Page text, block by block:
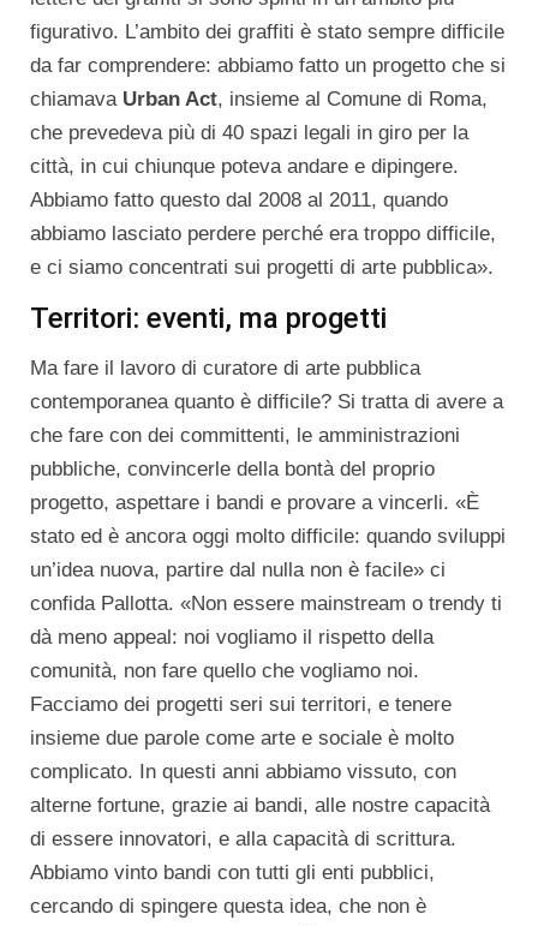
figurativo. L’ambito dei graffiti è stato sempre difficile
da far comprendere: abbiamo fatto un progetto che si
chiamava Urban Act, insieme al Comune di Roma,
che prevedeva più di 40 spazi legali in giro per la
città, in cui chiunque poteva andare e dipingere.
Abbiamo fatto questo dal 2008 al 2011, quando
abbiamo lasciato perdere perché era troppo difficile,
e ci siamo concentrati sui progetti di arte pubblica».
Territori: eventi, ma progetti
Ma fare il lavoro di curatore di arte pubblica
contemporanea quanto è difficile? Si tratta di avere a
che fare con dei committenti, le amministrazioni
pubbliche, convincerle della bontà del proprio
progetto, aspettare i bandi e provare a vincerli. «È
stato ed è ancora oggi molto difficile: quando sviluppi
un’idea nuova, partire dal nulla non è facile» ci
confida Pallotta. «Non essere mainstream o trendy ti
dà meno appeal: noi vogliamo il rispetto della
comunità, non fare quello che vogliamo noi.
Facciamo dei progetti seri sui territori, e tenere
insieme due parole come arte e sociale è molto
complicato. In questi anni abbiamo vissuto, con
alterne fortune, grazie ai bandi, alle nostre capacità
di essere innovatori, e alla capacità di scrittura.
Abbiamo vinto bandi con tutti gli enti pubblici,
cercando di spingere questa idea, che non è